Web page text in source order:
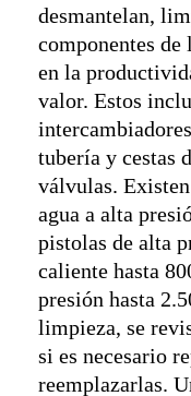
desmantelan,
componentes de
en la
valor. Estos
tubería y cestas
válvulas.
agua a alta
pistolas de alta
caliente hasta
presión hasta
limpieza, se
si es necesario
reemplazarlas.